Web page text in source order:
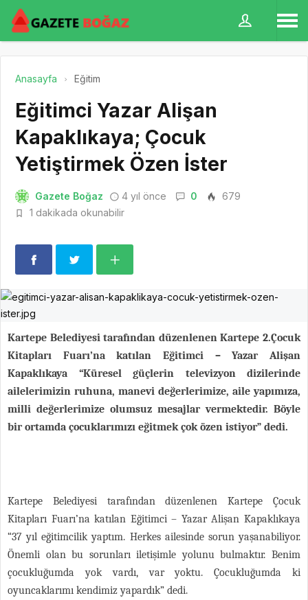
Anasayfa Eğitim
Eğitimci Yazar Alişan
Kapaklıkaya; Çocuk
Yetiştirmek Özen İster
Gazete Boğaz 4 yıl önce 0
679
1 dakikada okunabilir
Kartepe Belediyesi tarafından düzenlenen Kartepe 2.Çocuk
Kitapları Fuarı’na katılan Eğitimci – Yazar Alişan
Kapaklıkaya “Küresel güçlerin televizyon dizilerinde
ailelerimizin ruhuna, manevi değerlerimize, aile yapımıza,
milli değerlerimize olumsuz mesajlar vermektedir. Böyle
bir ortamda çocuklarımızı eğitmek çok özen istiyor” dedi.
Kartepe Belediyesi tarafından düzenlenen Kartepe Çocuk
Kitapları Fuarı’na katılan Eğitimci – Yazar Alişan Kapaklıkaya
“37 yıl eğitimcilik yaptım. Herkes ailesinde sorun yaşanabiliyor.
Önemli olan bu sorunları iletişimle yolunu bulmaktır. Benim
çocukluğumda yok vardı, var yoktu. Çocukluğumda ki
oyuncaklarımı kendimiz yapardık” dedi.